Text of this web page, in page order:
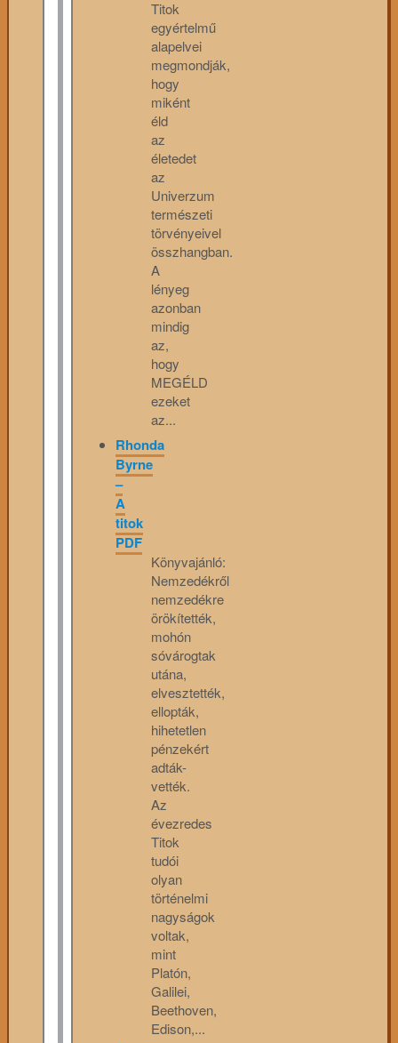
Titok
egyértelmű
alapelvei
megmondják,
hogy
miként
éld
az
életedet
az
Univerzum
természeti
törvényeivel
összhangban.
A
lényeg
azonban
mindig
az,
hogy
MEGÉLD
ezeket
az...
Rhonda
Byrne
–
A
titok
PDF
Könyvajánló:
Nemzedékről
nemzedékre
örökítették,
mohón
sóvárogtak
utána,
elvesztették,
ellopták,
hihetetlen
pénzekért
adták-
vették.
Az
évezredes
Titok
tudói
olyan
történelmi
nagyságok
voltak,
mint
Platón,
Galilei,
Beethoven,
Edison,...